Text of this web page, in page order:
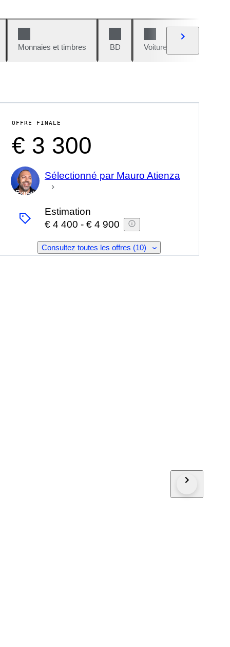
Monnaies et timbres BD Voitures et motos
OFFRE FINALE
€ 3 300
Expert
Sélectionné par Mauro Atienza
Estimation
€ 4 400 - € 4 900
Consultez toutes les offres (10)